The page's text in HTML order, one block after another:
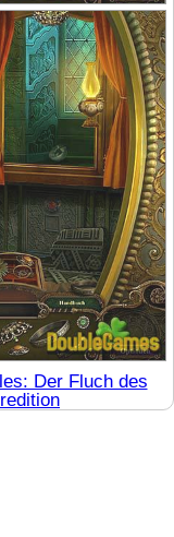
Der Fluch des